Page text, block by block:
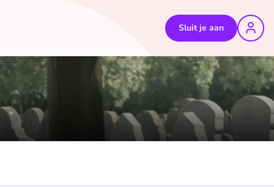
Sluit je aan